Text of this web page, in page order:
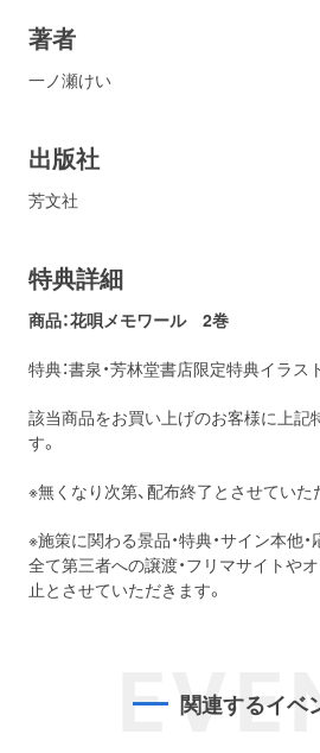
著者
一ノ瀬けい
出版社
芳文社
特典詳細
商品：花唄メモワール 2巻
特典：書泉・芳林堂書店限定特典イラス
該当商品をお買い上げのお客様に上記
す。
※無くなり次第、配布終了とさせていた
※施策に関わる景品・特典・サイン本他・
全て第三者への譲渡・フリマサイトや
止とさせていただきます。
関連するイベ